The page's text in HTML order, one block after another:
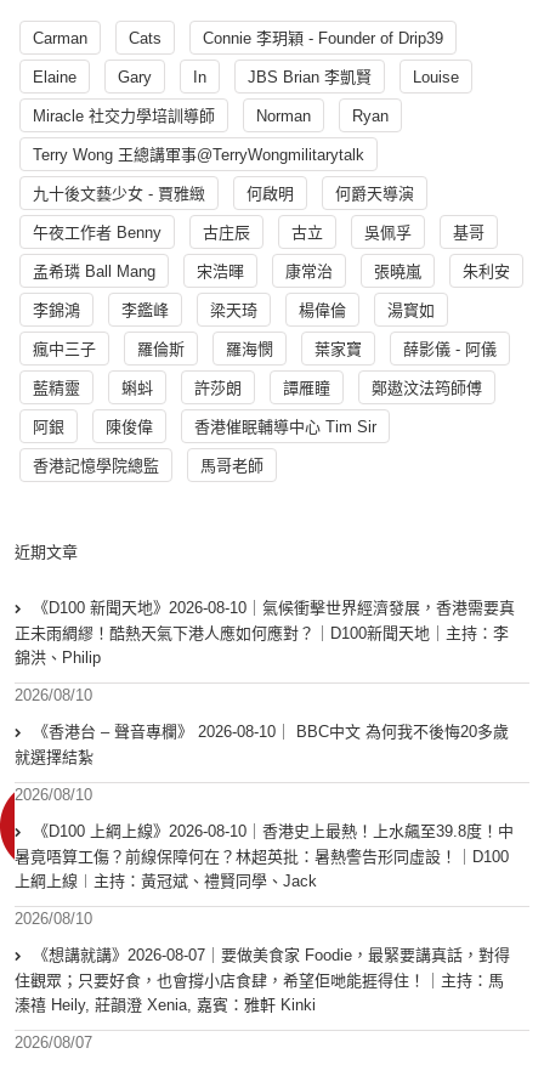
Carman Cats Connie 李玥穎 - Founder of Drip39
Elaine Gary In JBS Brian 李凱賢 Louise
Miracle 社交力學培訓導師 Norman Ryan
Terry Wong 王總講軍事@TerryWongmilitarytalk
九十後文藝少女 - 賈雅緻 何啟明 何爵天導演
午夜工作者 Benny 古庄辰 古立 吳佩孚 基哥
孟希璘 Ball Mang 宋浩暉 康常治 張曉嵐 朱利安
李錦鴻 李鑑峰 梁天琦 楊偉倫 湯寳如
瘋中三子 羅倫斯 羅海憫 葉家寶 薛影儀 - 阿儀
藍精靈 蝌蚪 許莎朗 譚雁瞳 鄭遨汶法筠師傅
阿銀 陳俊偉 香港催眠輔導中心 Tim Sir
香港記憶學院總監 馬哥老師
近期文章
《D100 新聞天地》2026-08-10｜氣候衝擊世界經濟發展，香港需要真
正未雨綢繆！酷熱天氣下港人應如何應對？｜D100新聞天地｜主持：李
錦洪、Philip
2026/08/10
《香港台 – 聲音專欄》 2026-08-10｜ BBC中文 為何我不後悔20多歲
就選擇結紮
2026/08/10
《D100 上綱上線》2026-08-10｜香港史上最熱！上水飆至39.8度！中
暑竟唔算工傷？前線保障何在？林超英批：暑熱警告形同虛設！｜D100
上綱上線︱主持：黃冠斌、禮賢同學、Jack
2026/08/10
《想講就講》2026-08-07｜要做美食家 Foodie，最緊要講真話，對得
住觀眾；只要好食，也會撐小店食肆，希望佢哋能捱得住！｜主持：馬
溱禧 Heily, 莊韻澄 Xenia, 嘉賓：雅軒 Kinki
2026/08/07